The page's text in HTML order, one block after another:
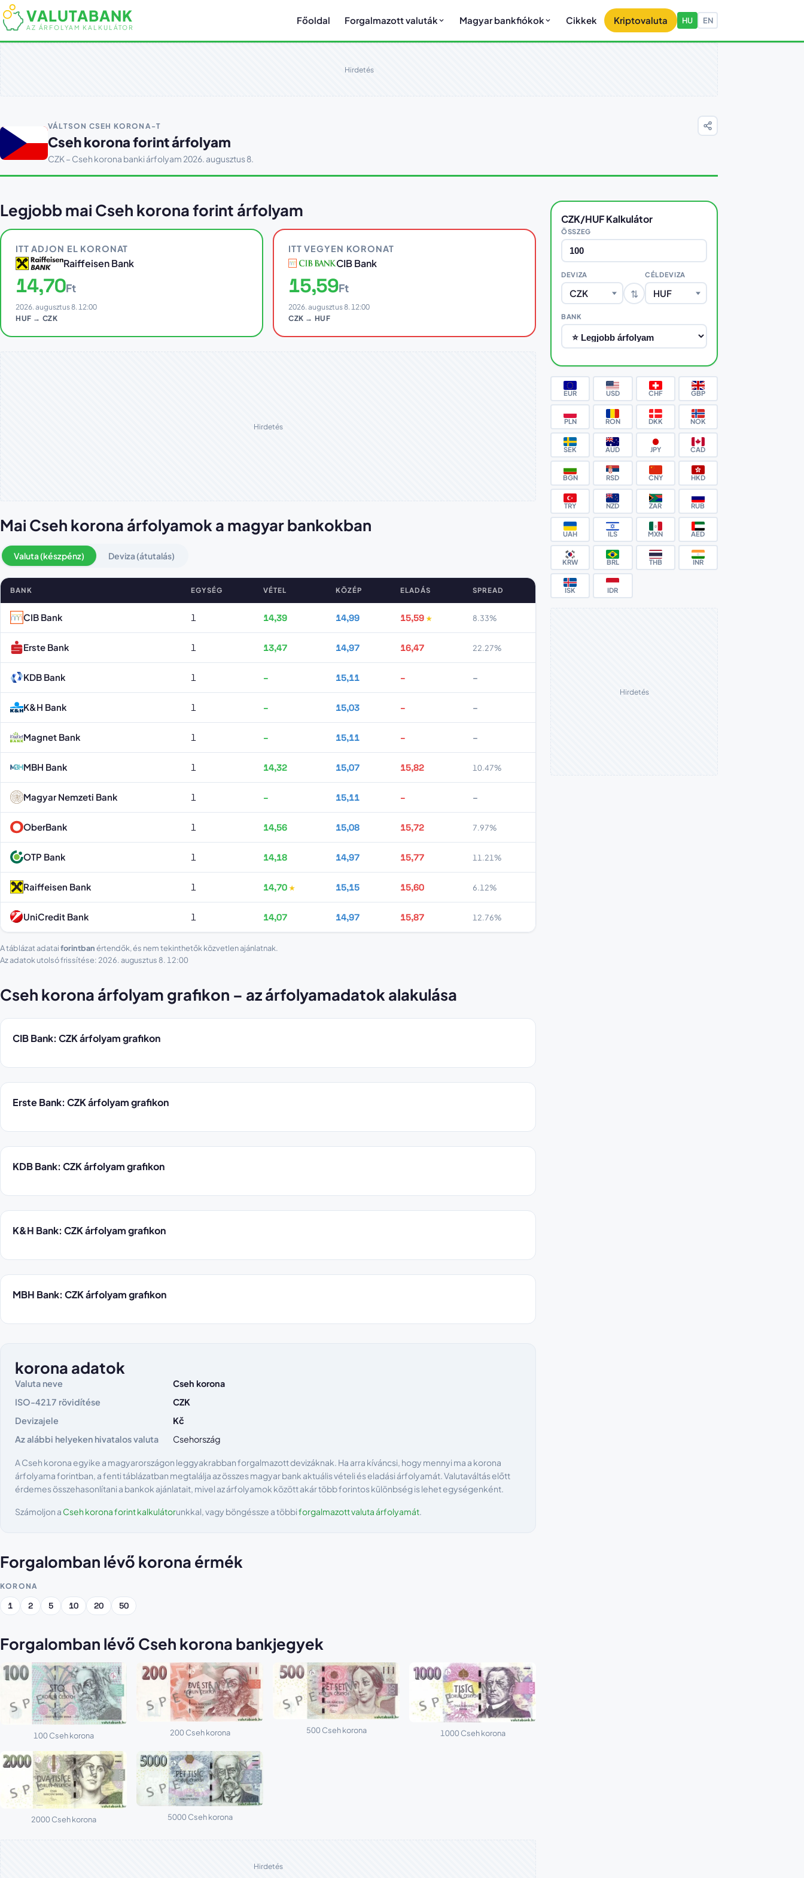
VALUTABANK
AZ ÁRFOLYAM KALKULÁTOR
Főoldal Forgalmazott valuták Magyar bankfiókok Cikkek Kriptovaluta HU EN
Hirdetés
VÁLTSON CSEH KORONA-T
Cseh korona forint árfolyam
CZK – Cseh korona banki árfolyam 2026. augusztus 8.
Legjobb mai Cseh korona forint árfolyam
ITT ADJON EL KORONAT
Raiffeisen Bank
14,70Ft
2026. augusztus 8. 12:00
HUF → CZK
ITT VEGYEN KORONAT
CIB Bank
15,59Ft
2026. augusztus 8. 12:00
CZK → HUF
Hirdetés
Mai Cseh korona árfolyamok a magyar bankokban
Valuta (készpénz) Deviza (átutalás)
Cseh korona árfolyamok bankonként
BANK EGYSÉG VÉTEL KÖZÉP ELADÁS SPREAD
CIB Bank 1 14,39 14,99 15,59 8.33%
Erste Bank 1 13,47 14,97 16,47 22.27%
KDB Bank 1 – 15,11 – –
K&H Bank 1 – 15,03 – –
Magnet Bank 1 – 15,11 – –
MBH Bank 1 14,32 15,07 15,82 10.47%
Magyar Nemzeti Bank 1 – 15,11 – –
OberBank 1 14,56 15,08 15,72 7.97%
OTP Bank 1 14,18 14,97 15,77 11.21%
Raiffeisen Bank 1 14,70 15,15 15,60 6.12%
UniCredit Bank 1 14,07 14,97 15,87 12.76%
A táblázat adataiforintbanértendők, és nem tekinthetők közvetlen ajánlatnak.
Az adatok utolsó frissítése: 2026. augusztus 8. 12:00
Cseh korona árfolyam grafikon – az árfolyamadatok alakulása
CIB Bank: CZK árfolyam grafikon
Erste Bank: CZK árfolyam grafikon
KDB Bank: CZK árfolyam grafikon
K&H Bank: CZK árfolyam grafikon
MBH Bank: CZK árfolyam grafikon
korona adatok
Valuta neve
Cseh korona
ISO-4217 rövidítése
CZK
Devizajele
Kč
Az alábbi helyeken hivatalos valuta
Csehország
A Cseh korona egyike a magyarországon leggyakrabban forgalmazott devizáknak. Ha arra kíváncsi, hogy mennyi ma a korona
árfolyama forintban, a fenti táblázatban megtalálja az összes magyar bank aktuális vételi és eladási árfolyamát. Valutaváltás előtt
érdemes összehasonlítani a bankok ajánlatait, mivel az árfolyamok között akár több forintos különbség is lehet egységenként.
Számoljon a Cseh korona forint kalkulátorunkkal, vagy böngéssze a többiforgalmazott valuta árfolyamát.
Forgalomban lévő korona érmék
KORONA
1 2 5 10 20 50
Forgalomban lévő Cseh korona bankjegyek
100 Cseh korona 200 Cseh korona 500 Cseh korona 1000 Cseh korona
2000 Cseh korona 5000 Cseh korona
Hirdetés
CZK/HUF Kalkulátor
ÖSSZEG
DEVIZA
CZK ⇅
CÉLDEVIZA
HUF
BANK
EUR USD CHF GBP
PLN RON DKK NOK
SEK AUD JPY CAD
BGN RSD CNY HKD
TRY NZD ZAR RUB
UAH ILS MXN AED
KRW BRL THB INR
ISK IDR
Hirdetés